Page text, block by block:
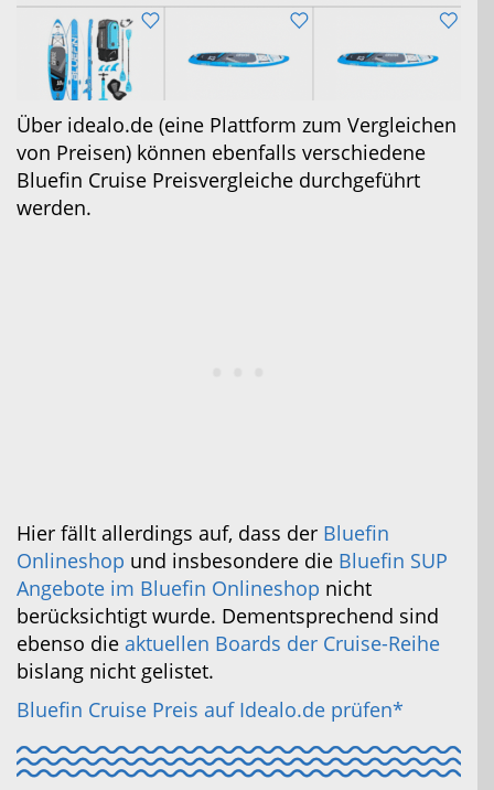
Über idealo.de (eine Plattform zum Vergleichen
von Preisen) können ebenfalls verschiedene
Bluefin Cruise Preisvergleiche durchgeführt
werden.
Hier fällt allerdings auf, dass der Bluefin
Onlineshop und insbesondere die Bluefin SUP
Angebote im Bluefin Onlineshop nicht
berücksichtigt wurde. Dementsprechend sind
ebenso die aktuellen Boards der Cruise-Reihe
bislang nicht gelistet.
Bluefin Cruise Preis auf Idealo.de prüfen*